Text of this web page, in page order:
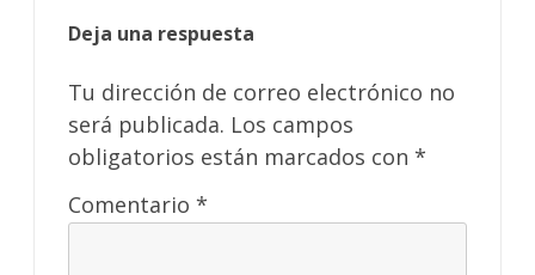
Deja una respuesta
Tu dirección de correo electrónico no
será publicada. Los campos
obligatorios están marcados con *
Comentario *